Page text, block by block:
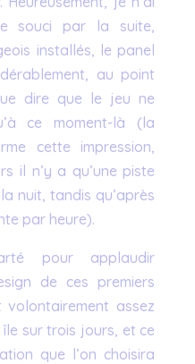
souci par la suite,
installés, le panel
au point
dire que le jeu ne
ce moment-là (la
cette impression,
il n’y a qu’une piste
nuit, tandis qu’après
par heure).
pour applaudir
de ces premiers
volontairement assez
sur trois jours, et ce
que l’on choisira